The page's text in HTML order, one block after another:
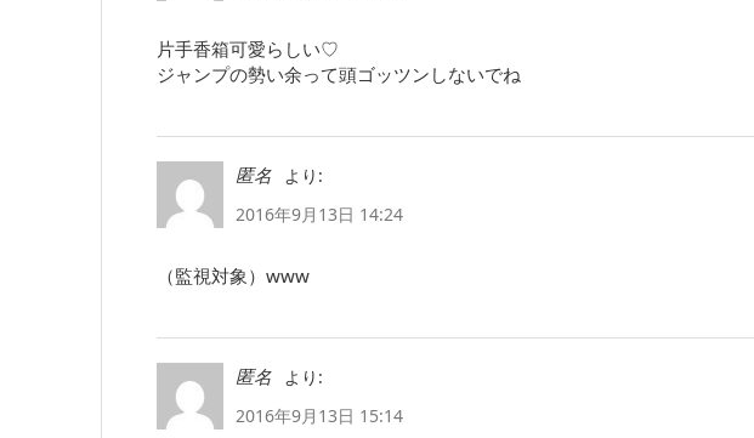
片手香箱可愛らしい♡
ジャンプの勢い余って頭ゴッツンしないでね
匿名
より:
2016年9月13日 14:24
（監視対象）www
匿名
より:
2016年9月13日 15:14